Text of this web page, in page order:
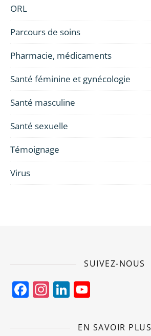
ORL
Parcours de soins
Pharmacie, médicaments
Santé féminine et gynécologie
Santé masculine
Santé sexuelle
Témoignage
Virus
SUIVEZ-NOUS
Facebook
Instagram
LinkedIn
EN SAVOIR PLUS